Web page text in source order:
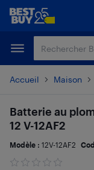
Passer
principal
Passer
Accueil Maison
Batterie au
12 V-12AF2
Modèle : 12V-12AF2